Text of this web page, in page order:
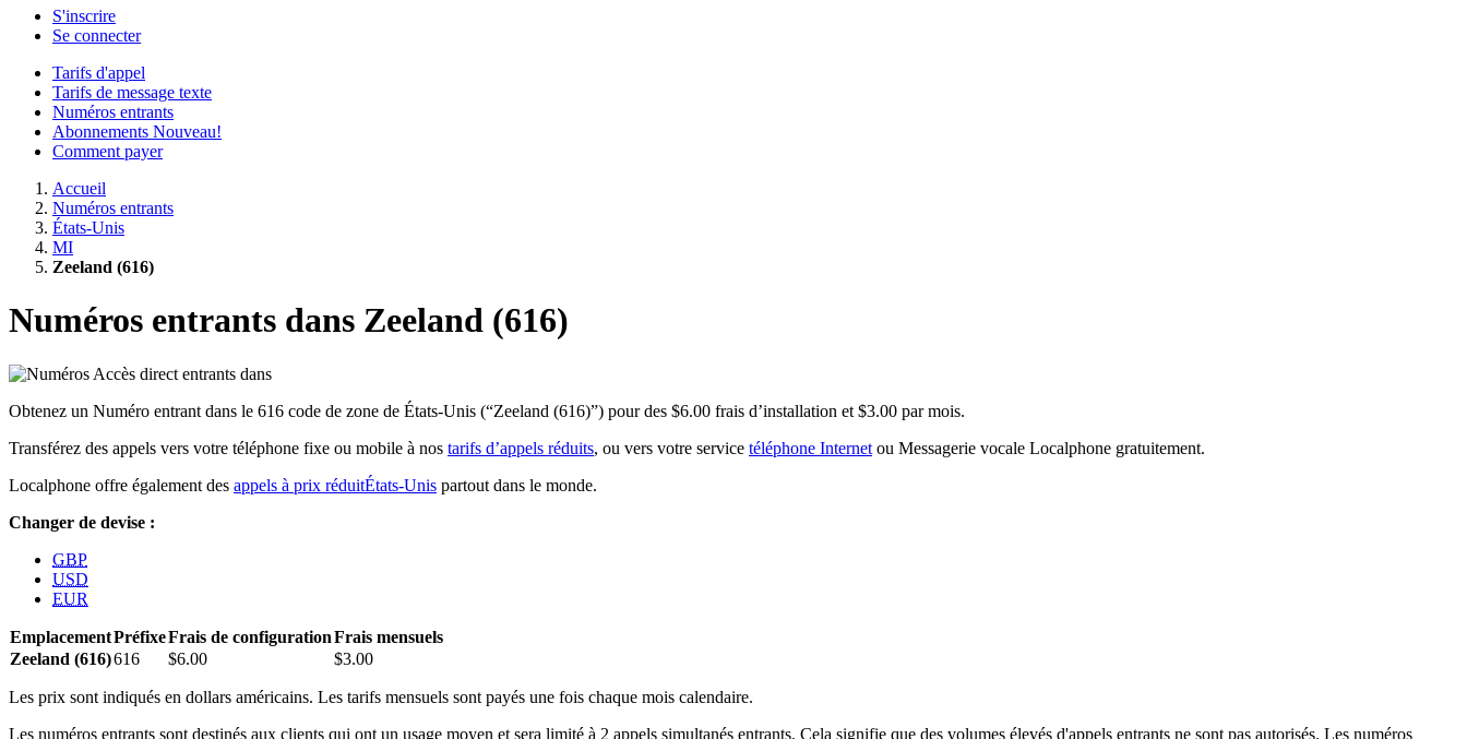
S'inscrire
Se connecter
Tarifs d'appel
Tarifs de message texte
Numéros entrants
Abonnements Nouveau!
Comment payer
Accueil
Numéros entrants
États-Unis
MI
Zeeland (616)
Numéros entrants dans Zeeland (616)
Obtenez un Numéro entrant dans le 616 code de zone de États-Unis (“Zeeland (616)”) pour des $6.00 frais d’installation et $3.00 par mois.
Transférez des appels vers votre téléphone fixe ou mobile à nos tarifs d’appels réduits, ou vers votre service téléphone Internet ou Messagerie vocale Localphone gratuitement.
Localphone offre également des appels à prix réduitÉtats-Unis partout dans le monde.
Changer de devise :
GBP
USD
EUR
EmplacementPréfixeFrais de configurationFrais mensuels
Zeeland (616)616 $6.00 $3.00
Les prix sont indiqués en dollars américains. Les tarifs mensuels sont payés une fois chaque mois calendaire.
Les numéros entrants sont destinés aux clients qui ont un usage moyen et sera limité à 2 appels simultanés entrants. Cela signifie que des volumes élevés d'appels entrants ne sont pas autorisés. Les numéros